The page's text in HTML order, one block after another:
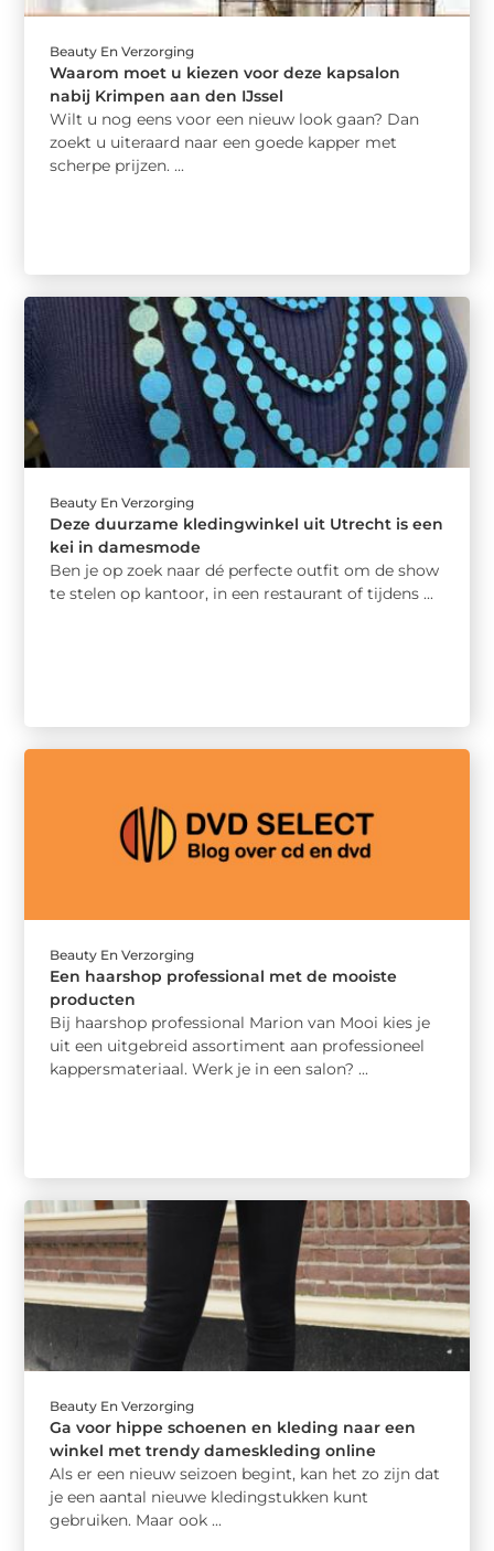
Beauty En Verzorging
Waarom moet u kiezen voor deze kapsalon
nabij Krimpen aan den IJssel
Wilt u nog eens voor een nieuw look gaan? Dan
zoekt u uiteraard naar een goede kapper met
scherpe prijzen. ...
Beauty En Verzorging
Deze duurzame kledingwinkel uit Utrecht is een
kei in damesmode
Ben je op zoek naar dé perfecte outfit om de show
te stelen op kantoor, in een restaurant of tijdens ...
Beauty En Verzorging
Een haarshop professional met de mooiste
producten
Bij haarshop professional Marion van Mooi kies je
uit een uitgebreid assortiment aan professioneel
kappersmateriaal. Werk je in een salon? ...
Beauty En Verzorging
Ga voor hippe schoenen en kleding naar een
winkel met trendy dameskleding online
Als er een nieuw seizoen begint, kan het zo zijn dat
je een aantal nieuwe kledingstukken kunt
gebruiken. Maar ook ...